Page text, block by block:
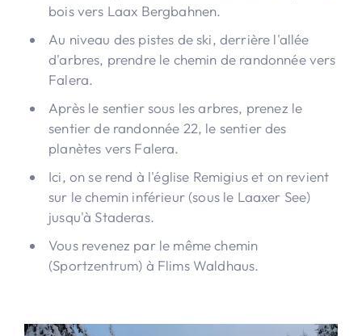
bois vers Laax Bergbahnen.
Au niveau des pistes de ski, derrière l'allée
d'arbres, prendre le chemin de randonnée vers
Falera.
Après le sentier sous les arbres, prenez le
sentier de randonnée 22, le sentier des
planètes vers Falera.
Ici, on se rend à l'église Remigius et on revient
sur le chemin inférieur (sous le Laaxer See)
jusqu'à Staderas.
Vous revenez par le même chemin
(Sportzentrum) à Flims Waldhaus.